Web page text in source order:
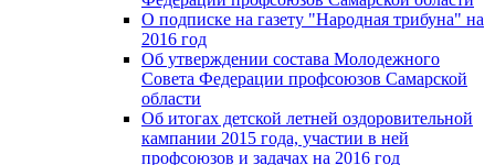
О подписке на газету "Народная трибуна" на
2016 год
Об утверждении состава Молодежного
Совета Федерации профсоюзов Самарской
области
Об итогах детской летней оздоровительной
кампании 2015 года, участии в ней
профсоюзов и задачах на 2016 год